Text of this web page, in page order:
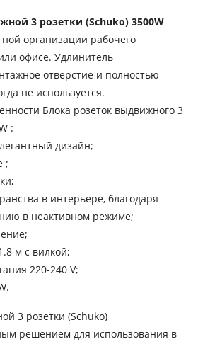
3 розетки (Schuko) 3500W
организации рабочего
офисе. Удлинитель
отверстие и полностью
не используется.
Блока розеток выдвижного 3
:
дизайн;
;
в интерьере, благодаря
в неактивном режиме;
м с вилкой;
220-240 V;
3 розетки (Schuko)
решением для использования в